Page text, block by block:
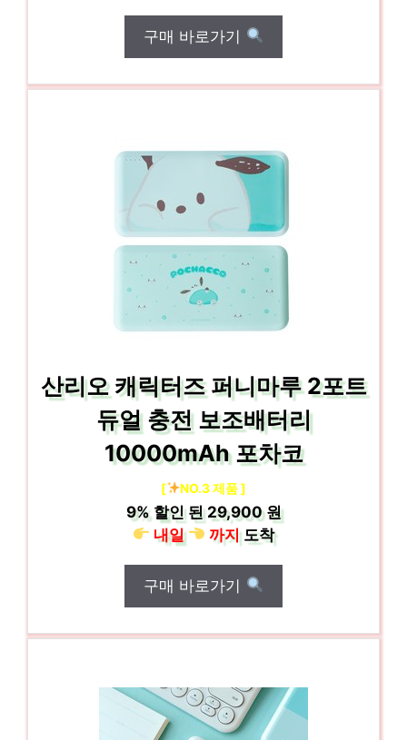
구매 바로가기
산리오 캐릭터즈 퍼니마루 2포트
듀얼 충전 보조배터리
10000mAh 포차코
[ NO.3 제품 ]
9%할인 된29,900 원
내일
까지도착
구매 바로가기